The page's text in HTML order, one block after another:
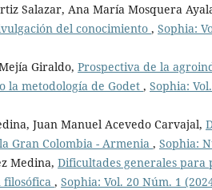
Salazar, Ana María Mosquera
del conocimiento , Sophia:
Giraldo, Prospectiva de la
la metodología de Godet , Sophia:
Juan Manuel Acevedo Carvajal,
Gran Colombia - Armenia , Sophia:
Medina, Dificultades generales para
filosófica , Sophia: Vol. 20 Núm. 1